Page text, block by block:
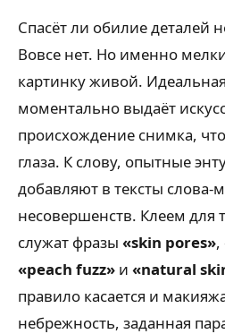
Спасёт ли обилие деталей
Вовсе нет. Но именно
картинку живой.
моментально выдаёт
происхождение снимка, что
глаза. К слову, опытные
добавляют в тексты слова-
несовершенств. Клеем для
служат фразы «skin pores»,
«peach fuzz» и «natural
правило касается и
небрежность, заданная